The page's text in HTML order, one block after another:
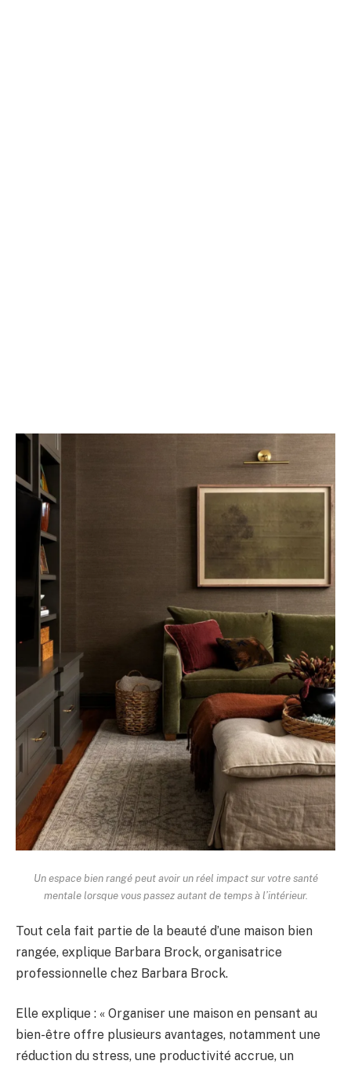
Un espace bien rangé peut avoir un réel impact sur votre santé
mentale lorsque vous passez autant de temps à l’intérieur.
Tout cela fait partie de la beauté d’une maison bien
rangée, explique Barbara Brock, organisatrice
professionnelle chez Barbara Brock.
Elle explique : « Organiser une maison en pensant au
bien-être offre plusieurs avantages, notamment une
réduction du stress, une productivité accrue, un